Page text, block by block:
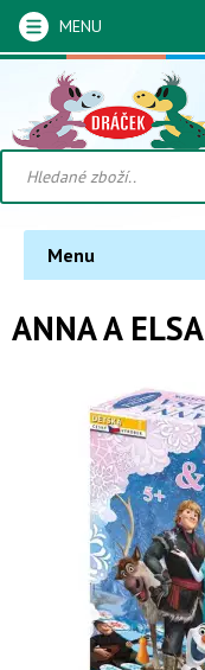
MENU
Menu
ANNA A ELSA